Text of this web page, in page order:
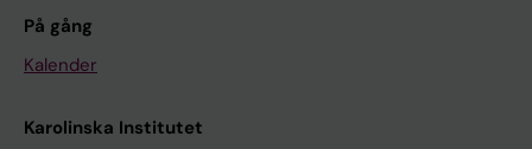
På gång
Kalender
Karolinska Institutet